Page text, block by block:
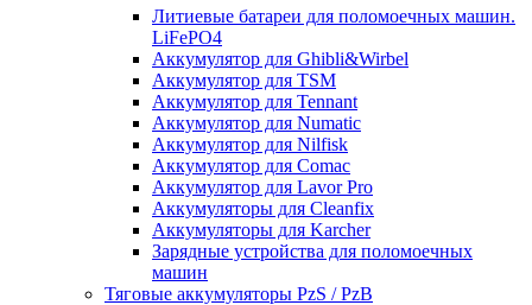
Литиевые батареи для поломоечных машин.
LiFePO4
Аккумулятор для Ghibli&Wirbel
Аккумулятор для TSM
Аккумулятор для Tennant
Аккумулятор для Numatic
Аккумулятор для Nilfisk
Аккумулятор для Comac
Аккумулятор для Lavor Pro
Аккумуляторы для Cleanfix
Аккумуляторы для Karcher
Зарядные устройства для поломоечных
машин
Тяговые аккумуляторы PzS / PzB